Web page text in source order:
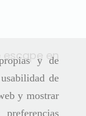
y de
de
y mostrar
en